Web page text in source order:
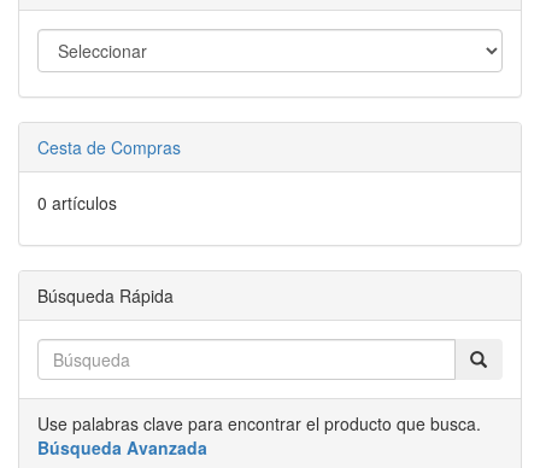
Cesta de Compras
0 artículos
Búsqueda Rápida
Use palabras clave para encontrar el producto que busca.
Búsqueda Avanzada